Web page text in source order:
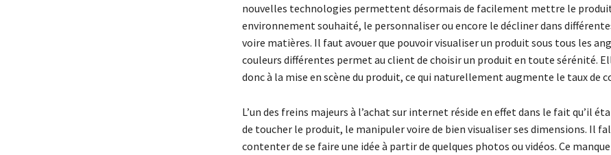
nouvelles technologies permettent désormais de facilement mettre le
environnement souhaité, le personnaliser ou encore le décliner dans
voire matières. Il faut avouer que pouvoir visualiser un produit sous tous les
couleurs différentes permet au client de choisir un produit en toute sérénité.
donc à la mise en scène du produit, ce qui naturellement augmente le taux de
L’un des freins majeurs à l’achat sur internet réside en effet dans le fait qu’il
de toucher le produit, le manipuler voire de bien visualiser ses dimensions. Il
contenter de se faire une idée à partir de quelques photos ou vidéos. Ce